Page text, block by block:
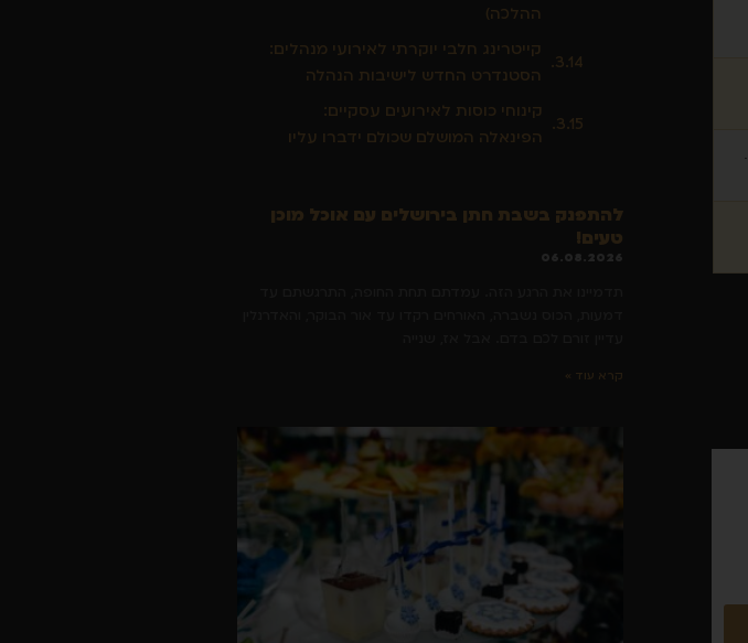
ההלכה)
קייטרינג חלבי יוקרתי לאירועי מנהלים:
הסטנדרט החדש לישיבות הנהלה
קינוחי כוסות לאירועים עסקיים:
הפינאלה המושלם שכולם ידברו עליו
להתפנק בשבת חתן בירושלים עם אוכל מוכן
טעים!
06.08.2026
קרא עוד »